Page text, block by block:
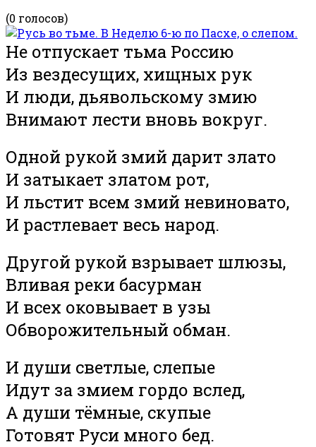
(0 голосов)
Не отпускает тьма Россию
Из вездесущих, хищных рук
И люди, дьявольскому змию
Внимают лести вновь вокруг.
Одной рукой змий дарит злато
И затыкает златом рот,
И льстит всем змий невиновато,
И растлевает весь народ.
Другой рукой взрывает шлюзы,
Вливая реки басурман
И всех оковывает в узы
Обворожительный обман.
И души светлые, слепые
Идут за змием гордо вслед,
А души тёмные, скупые
Готовят Руси много бед.